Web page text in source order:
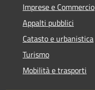
Imprese e Commercio
Appalti pubblici
Catasto e urbanistica
Turismo
Mobilità e trasporti